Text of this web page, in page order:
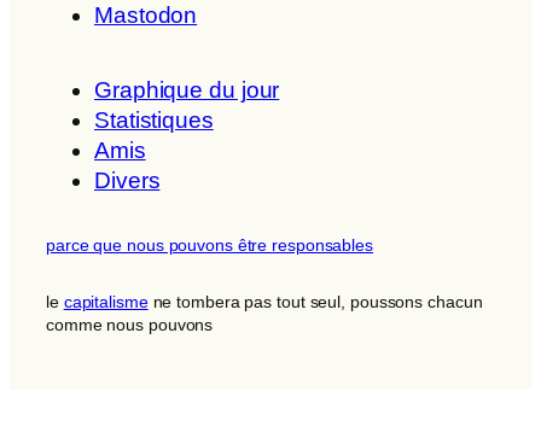
Mastodon
Graphique du jour
Statistiques
Amis
Divers
parce que nous pouvons être responsables
le capitalismene tombera pas tout seul, poussons chacun
comme nous pouvons